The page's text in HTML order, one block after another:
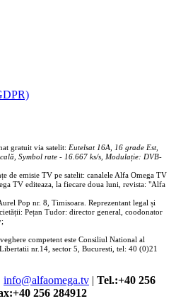
gratuit via satelit: Eutelsat 16A, 16 grade Est,
lă, Symbol rate - 16.667 ks/s, Modulație: DVB-
de emisie TV pe satelit: canalele Alfa Omega TV
TV editeaza, la fiecare doua luni, revista: "Alfa
Pop nr. 8, Timisoara. Reprezentant legal și
Pețan Tudor: director general, coodonator
competent este Consiliul National al
nr.14, sector 5, Bucuresti, tel: 40 (0)21
info@alfaomega.tv | Tel.:+40 256
256 284912